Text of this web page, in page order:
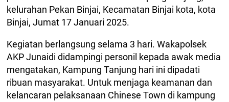
kelurahan Pekan Binjai, Kecamatan Binjai kota, kota
Binjai, Jumat 17 Januari 2025.
Kegiatan berlangsung selama 3 hari. Wakapolsek
AKP Junaidi didampingi personil kepada awak media
mengatakan, Kampung Tanjung hari ini dipadati
ribuan masyarakat. Untuk menjaga keamanan dan
kelancaran pelaksanaan Chinese Town di kampung